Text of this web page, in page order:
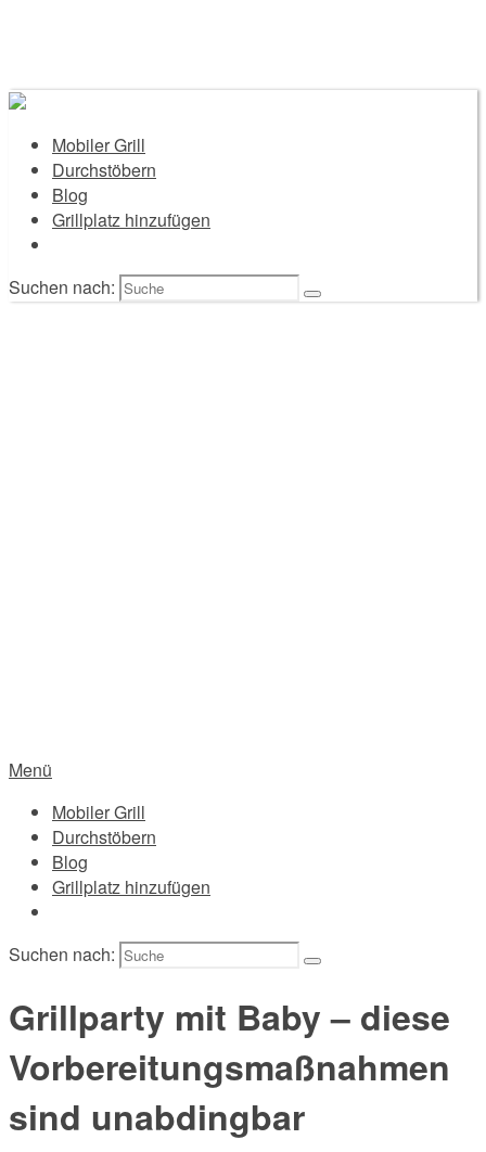
Mobiler Grill
Durchstöbern
Blog
Grillplatz hinzufügen
Suchen nach:
Menü
Mobiler Grill
Durchstöbern
Blog
Grillplatz hinzufügen
Suchen nach:
Grillparty mit Baby – diese
Vorbereitungsmaßnahmen
sind unabdingbar